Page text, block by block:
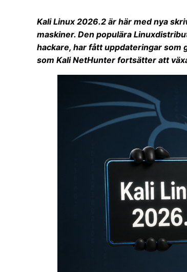
Kali Linux 2026.2 är här med nya
maskiner. Den populära
hackare, har fått uppdateringar
som Kali NetHunter fortsätter att